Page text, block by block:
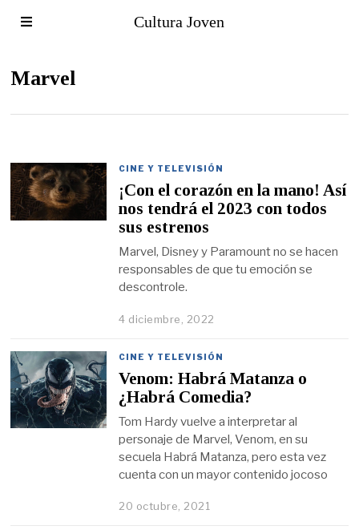
Cultura Joven
Marvel
CINE Y TELEVISIÓN
¡Con el corazón en la mano! Así
nos tendrá el 2023 con todos
sus estrenos
Marvel, Disney y Paramount no se hacen
responsables de que tu emoción se
descontrole.
4 diciembre, 2022
CINE Y TELEVISIÓN
Venom: Habrá Matanza o
¿Habrá Comedia?
Tom Hardy vuelve a interpretar al
personaje de Marvel, Venom, en su
secuela Habrá Matanza, pero esta vez
cuenta con un mayor contenido jocoso
20 octubre, 2021